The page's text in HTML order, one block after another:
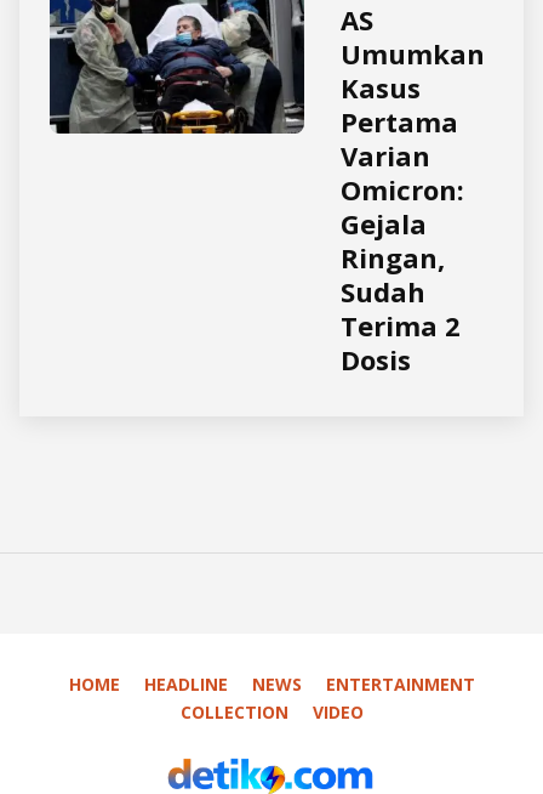
AS
Umumkan
Kasus
Pertama
Varian
Omicron:
Gejala
Ringan,
Sudah
Terima 2
Dosis
HOME HEADLINE NEWS
ENTERTAINMENT
COLLECTION
VIDEO